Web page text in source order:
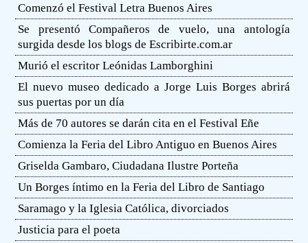
Comenzó el Festival Letra Buenos Aires
Se presentó Compañeros de vuelo, una antología
surgida desde los blogs de Escribirte.com.ar
Murió el escritor Leónidas Lamborghini
El nuevo museo dedicado a Jorge Luis Borges abrirá
sus puertas por un día
Más de 70 autores se darán cita en el Festival Eñe
Comienza la Feria del Libro Antiguo en Buenos Aires
Griselda Gambaro, Ciudadana Ilustre Porteña
Un Borges íntimo en la Feria del Libro de Santiago
Saramago y la Iglesia Católica, divorciados
Justicia para el poeta